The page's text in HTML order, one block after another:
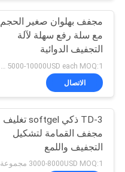
مراقبة
الجودة
أخبار
اطلب
اقتباس
مجفف بهلوان صغير الحجم
مع سلة رفع سهلة لآلة
التجفيف الدوائية
الاتصال
TD-3 ذكي softgel تغليف
مجفف القمامة لتشكيل
التجفيف واللمع
3000-8000USD MOQ:1 مجموعة